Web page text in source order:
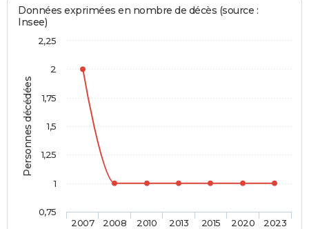
Personnes décédées
Données exprimées en nombre de décès (source :
Insee)
2007 2008 2010 2013 2015 2020 2023
0,75
1
1,25
1,5
1,75
2
2,25